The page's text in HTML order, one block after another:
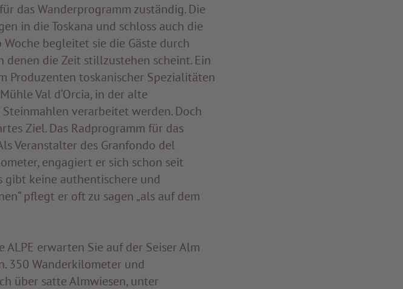
das Wanderprogramm zuständig. Die
in die Toskana und schloss auch die
begleitet sie die Gäste durch
die Zeit stillzustehen scheint. Ein
Produzenten toskanischer Spezialitäten
Val d‘Orcia, in der alte
verarbeitet werden. Doch
Ziel. Das Radprogramm für das
Veranstalter des Granfondo del
engagiert er sich schon seit
gibt keine authentischere und
pflegt er oft zu sagen „als auf dem
ALPE erwarten Sie auf der Seiser Alm
350 Wanderkilometer und
über satte Almwiesen, unter